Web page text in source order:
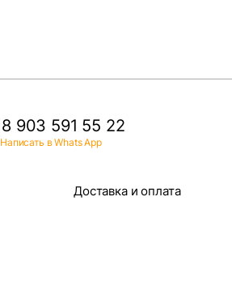
8 903 591 55 22
Написать в Whats App
Доставка и оплата